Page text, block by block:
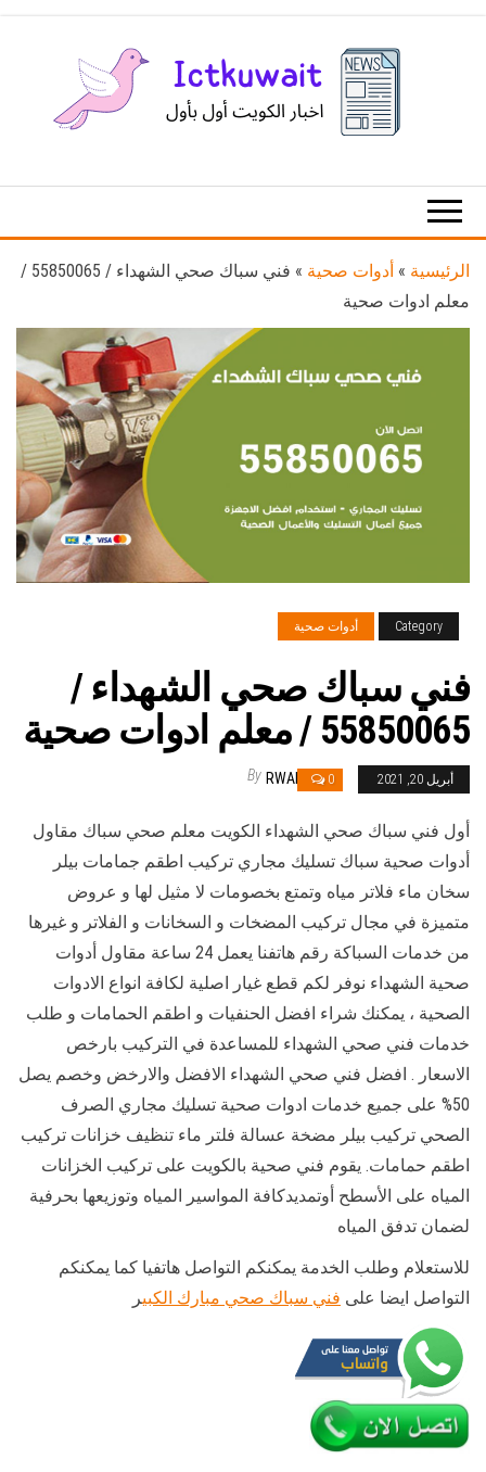
الكويت
الرئيسية » أدوات صحية »
فني سباك صحي الشهداء / 55850065 /
معلم ادوات صحية
Category أدوات صحية
فني سباك صحي الشهداء /
55850065 / معلم ادوات صحية
أبريل 20, 2021 0
By RWAN
أول فني سباك صحي الشهداء الكويت معلم صحي سباك مقاول
أدوات صحية سباك تسليك مجاري تركيب اطقم جمامات بيلر
سخان ماء فلاتر مياه وتمتع بخصومات لا مثيل لها و عروض
متميزة في مجال تركيب المضخات و السخانات و الفلاتر و غيرها
من خدمات السباكة رقم هاتفنا يعمل 24 ساعة مقاول أدوات
صحية الشهداء نوفر لكم قطع غيار اصلية لكافة انواع الادوات
الصحية ، يمكنك شراء افضل الحنفيات و اطقم الحمامات و طلب
خدمات فني صحي الشهداء للمساعدة في التركيب بارخص
الاسعار . افضل فني صحي الشهداء الافضل والارخض وخصم يصل
50% على جميع خدمات ادوات صحية تسليك مجاري الصرف
الصحي تركيب بيلر مضخة عسالة فلتر ماء تنظيف خزانات تركيب
اطقم حمامات. يقوم فني صحية بالكويت على تركيب الخزانات
المياه على الأسطح أوتمديدكافة المواسير المياه وتوزيعها بحرفية
لضمان تدفق المياه
للاستعلام وطلب الخدمة يمكنكم التواصل هاتفيا كما يمكنكم
التواصل ايضا على فني سباك صحي مبارك الكبير